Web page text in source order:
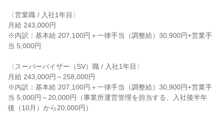
〈営業職 / 入社1年目〉
月給 243,000円
※内訳：基本給 207,100円＋一律手当（調整給）30,900円+営業手
当 5,000円
〈スーパーバイザー（SV）職 / 入社1年目〉
月給 243,000円～258,000円
※内訳：基本給 207,100円＋一律手当（調整給）30,900円+営業手
当 5,000円～20,000円（事業所運営管理を担当する、入社後半年
後（10月）から20,000円）